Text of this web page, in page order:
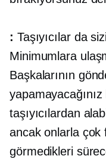
: Taşıyıcılar da
Minimumlara
Başkalarının
taşıyıcılardan
ancak onlarla çok
görmedikleri